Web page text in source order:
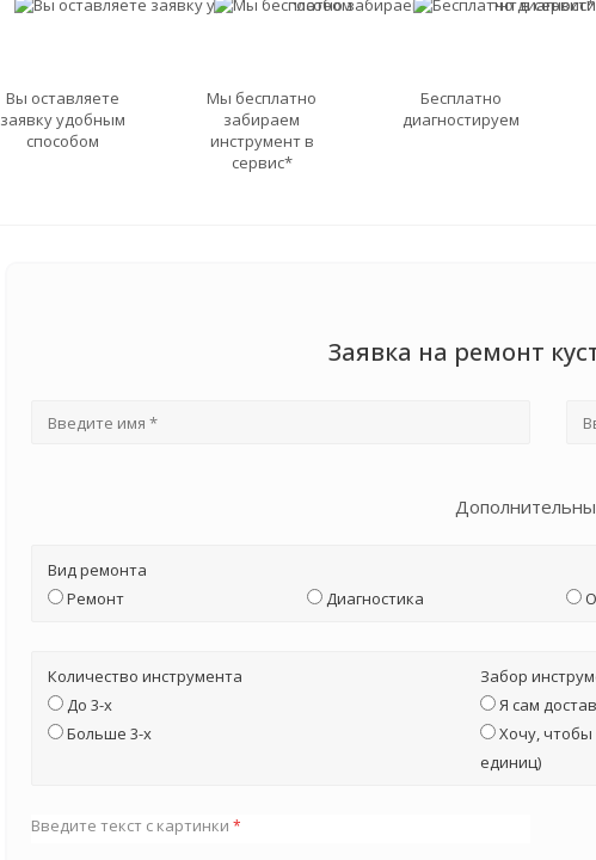
Вы оставляете
заявку удобным
способом
Мы бесплатно
забираем
инструмент в
сервис*
Бесплатно
диагностируем
Заявка на ремонт
Вид ремонта
Ремонт
Диагностика
Количество инструмента
До 3-х
Больше 3-х
Забор
Я сам
Хочу, чтобы
единиц)
Введите текст с картинки *